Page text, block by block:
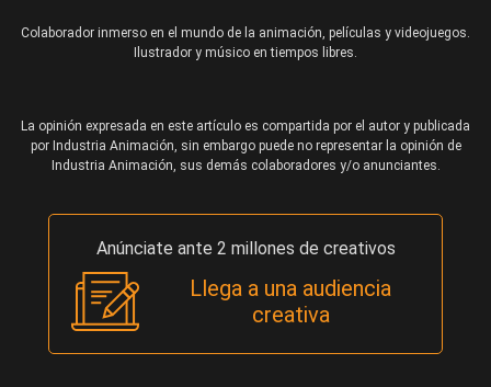
Colaborador inmerso en el mundo de la animación, películas y videojuegos.
Ilustrador y músico en tiempos libres.
La opinión expresada en este artículo es compartida por el autor y publicada
por Industria Animación, sin embargo puede no representar la opinión de
Industria Animación, sus demás colaboradores y/o anunciantes.
Anúnciate ante 2 millones de creativos
Llega a una audiencia
creativa